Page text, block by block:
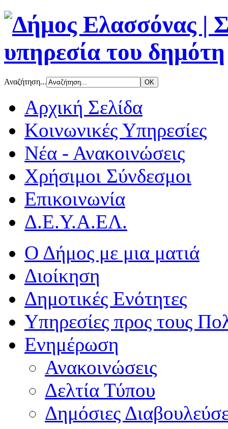
Αναζήτηση...
Αρχική Σελίδα
Κοινωνικές Υπηρεσίες
Νέα - Ανακοινώσεις
Χρήσιμοι Σύνδεσμοι
Επικοινωνία
Δ.Ε.Υ.Α.ΕΛ.
Ο Δήμος με μια ματιά
Διοίκηση
Δημοτικές Ενότητες
Υπηρεσίες προς τους
Ενημέρωση
Ανακοινώσεις
Δελτία Τύπου
Δημόσιες